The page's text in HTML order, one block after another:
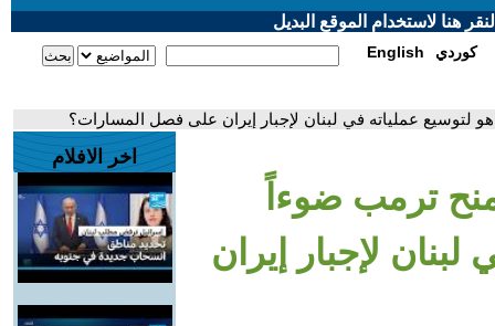
هنا لاستخدام الموقع البديل
English كوردي
لتوسيع عملياته في لبنان لإجبار إيران على فصل المسارات؟
ترمب ضوءاً
لإجبار إيران
اخر الافلام